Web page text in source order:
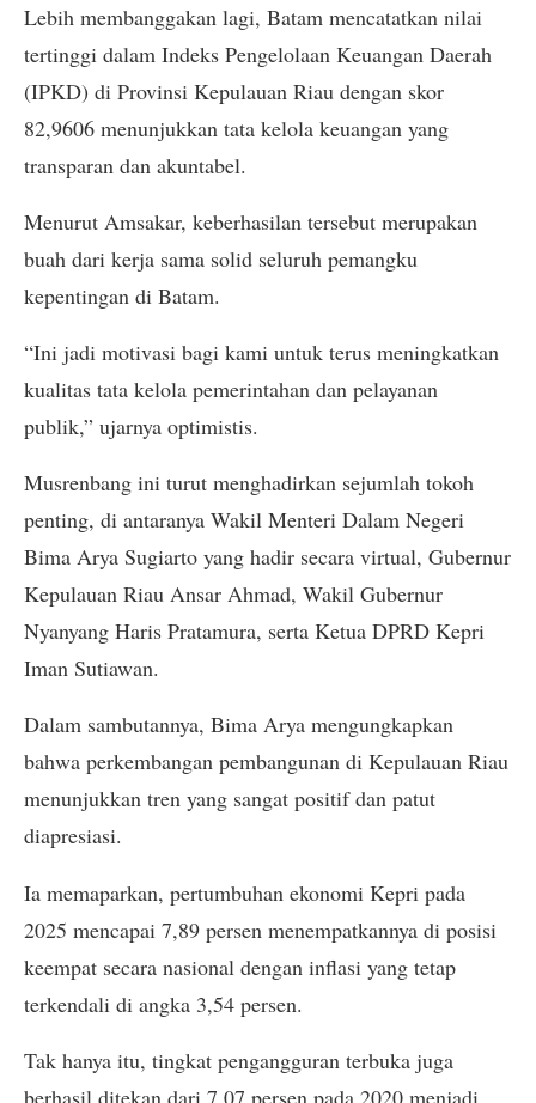
Lebih membanggakan lagi, Batam mencatatkan nilai
tertinggi dalam Indeks Pengelolaan Keuangan Daerah
(IPKD) di Provinsi Kepulauan Riau dengan skor
82,9606 menunjukkan tata kelola keuangan yang
transparan dan akuntabel.
Menurut Amsakar, keberhasilan tersebut merupakan
buah dari kerja sama solid seluruh pemangku
kepentingan di Batam.
“Ini jadi motivasi bagi kami untuk terus meningkatkan
kualitas tata kelola pemerintahan dan pelayanan
publik,” ujarnya optimistis.
Musrenbang ini turut menghadirkan sejumlah tokoh
penting, di antaranya Wakil Menteri Dalam Negeri
Bima Arya Sugiarto yang hadir secara virtual, Gubernur
Kepulauan Riau Ansar Ahmad, Wakil Gubernur
Nyanyang Haris Pratamura, serta Ketua DPRD Kepri
Iman Sutiawan.
Dalam sambutannya, Bima Arya mengungkapkan
bahwa perkembangan pembangunan di Kepulauan Riau
menunjukkan tren yang sangat positif dan patut
diapresiasi.
Ia memaparkan, pertumbuhan ekonomi Kepri pada
2025 mencapai 7,89 persen menempatkannya di posisi
keempat secara nasional dengan inflasi yang tetap
terkendali di angka 3,54 persen.
Tak hanya itu, tingkat pengangguran terbuka juga
berhasil ditekan dari 7,07 persen pada 2020 menjadi